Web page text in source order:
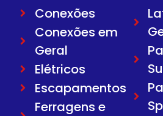
Conexões
Conexões em
Geral
Elétricos
Escapamentos
Ferragens e